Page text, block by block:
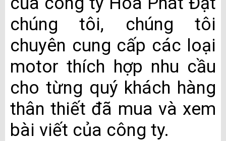
chúng tôi, chúng tôi
chuyên cung cấp các loại
motor thích hợp nhu cầu
cho từng quý khách hàng
thân thiết đã mua và xem
bài viết của công ty.